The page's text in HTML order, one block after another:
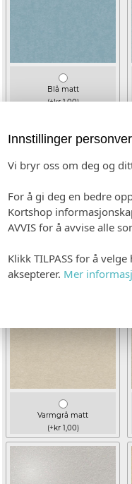
Blå matt
(+kr 1,00)
(+kr 1,00)
Varmgrå matt
(+kr 1,00)
Innstillinger
Vi bryr oss om deg og
For å gi deg en bedre
Kortshop
AVVIS for å avvise alle
Klikk TILPASS for å
aksepterer. Mer